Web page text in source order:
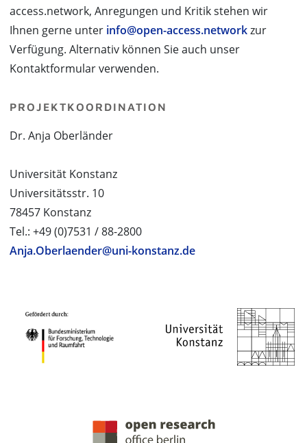
access.network, Anregungen und Kritik stehen wir
Ihnen gerne unter info@open-access.networkzur
Verfügung. Alternativ können Sie auch unser
Kontaktformular verwenden.
PROJEKTKOORDINATION
Dr. Anja Oberländer
Universität Konstanz
Universitätsstr. 10
78457 Konstanz
Tel.: +49 (0)7531 / 88-2800
Anja.Oberlaender@uni-konstanz.de